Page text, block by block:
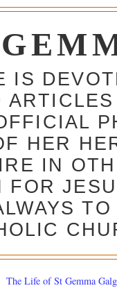
IS
HER
IN
FOR
The Life of St Gemma